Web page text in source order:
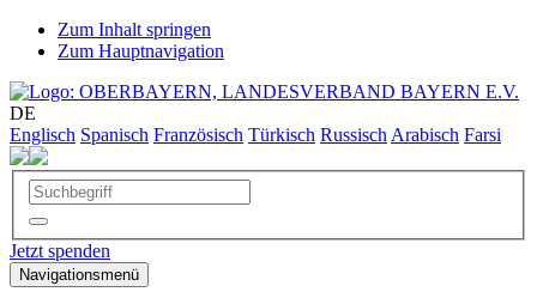
Zum Inhalt springen
Zum Hauptnavigation
DE
Englisch Spanisch Französisch Türkisch Russisch Arabisch Farsi
Jetzt spenden
Navigationsmenü